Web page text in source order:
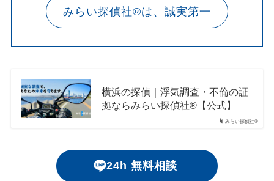
みらい探偵社®︎は、誠実第一
みらい探偵社®︎
横浜の探偵｜浮気調査・不倫の証
拠ならみらい探偵社®︎【公式】
24h 無料相談